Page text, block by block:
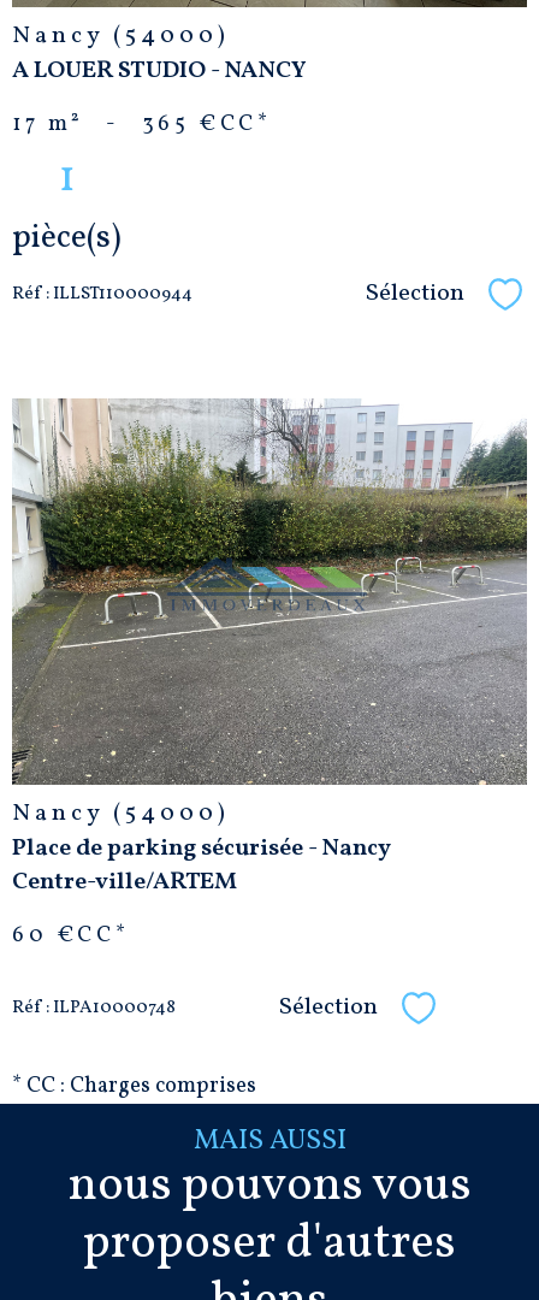
Nancy (54000)
A LOUER STUDIO - NANCY
17 m² - 365 € CC*
1
pièce(s)
Réf : ILLST110000944 Sélection
VOIR LE
BIEN
Nancy (54000)
Place de parking sécurisée - Nancy
Centre-ville/ARTEM
60 €CC*
Réf : ILPA10000748 Sélection
* CC : Charges comprises
MAIS AUSSI
nous pouvons vous
proposer d'autres